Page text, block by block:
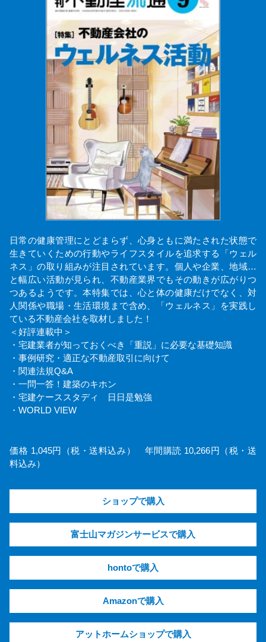
日常の健康管理にとどまらず、心身ともに満たされた状態で
生きていくための行動やライフスタイルを追求する「ウェル
ネス」の取り組みが注目されています。個人や企業、地域…
と幅広い活動が見られ、不動産業界でもその動きが広がりつ
つあるようです。本特集では、心と体の健康だけでなく、対
人関係や職場・生活環境まで含め、「ウェルネス」を実践し
ている不動産会社を取材しました！
＜好評連載中＞
・宅建業者が知っておくべき「重説」に必要な基礎知識
・事例研究・適正な不動産取引に向けて
・関連法規Q&A
・一問一答！建築のキホン
・宅建ケーススタディ 日日是勉強
・WORLD VIEW
価格 1,045円（税・送料込み） 年間購読 10,266円（税・送
料込み）
ショップで購入
富士山マガジンサービスで購入
hontoで購入
Amazonで購入
アットホームショップで購入